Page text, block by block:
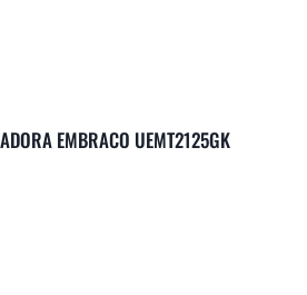
EMBRACO UEMT2125GK